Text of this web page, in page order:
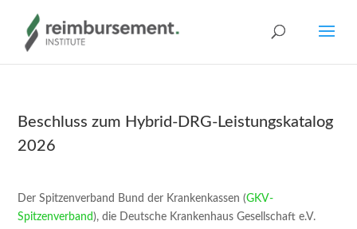
Beschluss zum Hybrid-DRG-Leistungskatalog
2026
Der Spitzenverband Bund der Krankenkassen (GKV-
Spitzenverband ), die Deutsche Krankenhaus Gesellschaft e.V.